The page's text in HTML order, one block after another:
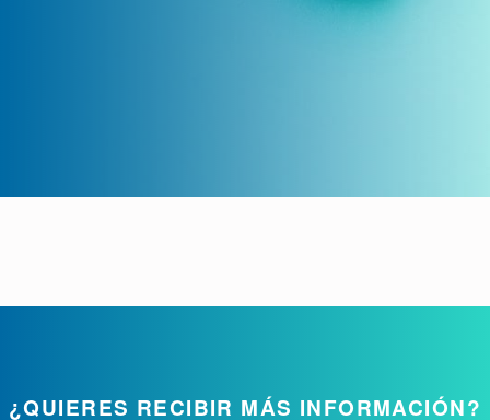
¿QUIERES RECIBIR MÁS INFORMACIÓN?